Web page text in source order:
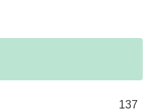
137